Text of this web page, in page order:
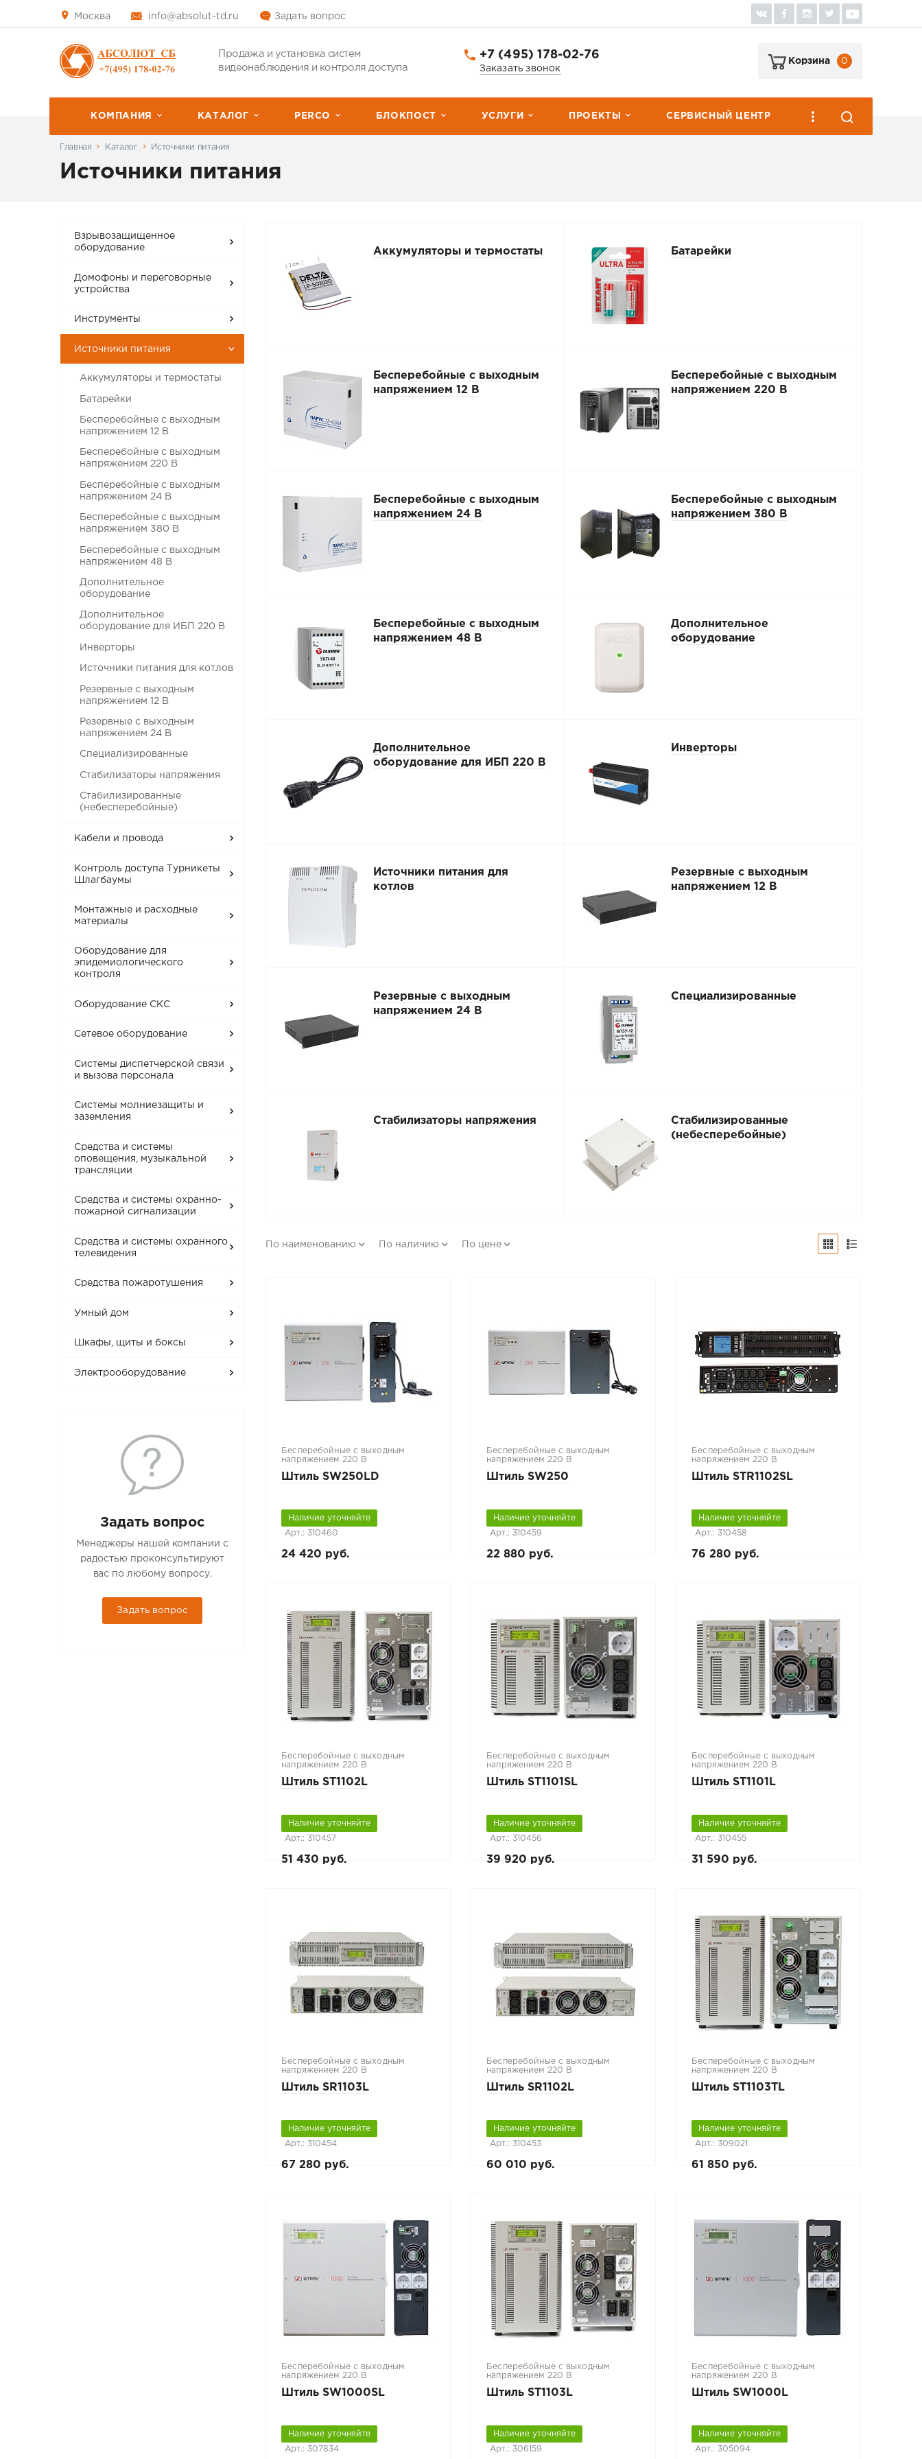
Москва info@absolut-td.ru Задать вопрос
Продажа и установка систем
видеонаблюдения и контроля доступа
+7 (495) 178-02-76
Заказать звонок
Корзина 0
КОМПАНИЯ КАТАЛОГ PERCО БЛОКПОСТ УСЛУГИ ПРОЕКТЫ СЕРВИСНЫЙ ЦЕНТР
Главная Каталог Источники питания
Источники питания
Взрывозащищенное
оборудование
Домофоны и переговорные
устройства
Инструменты
Источники питания
Аккумуляторы и термостаты
Батарейки
Бесперебойные с выходным
напряжением 12 В
Бесперебойные с выходным
напряжением 220 В
Бесперебойные с выходным
напряжением 24 В
Бесперебойные с выходным
напряжением 380 В
Бесперебойные с выходным
напряжением 48 В
Дополнительное
оборудование
Дополнительное
оборудование для ИБП 220 В
Инверторы
Источники питания для котлов
Резервные с выходным
напряжением 12 В
Резервные с выходным
напряжением 24 В
Специализированные
Стабилизаторы напряжения
Стабилизированные
(небесперебойные)
Кабели и провода
Контроль доступа Турникеты
Шлагбаумы
Монтажные и расходные
материалы
Оборудование для
эпидемиологического
контроля
Оборудование СКС
Сетевое оборудование
Системы диспетчерской связи
и вызова персонала
Системы молниезащиты и
заземления
Средства и системы
оповещения, музыкальной
трансляции
Средства и системы охранно-
пожарной сигнализации
Средства и системы охранного
телевидения
Средства пожаротушения
Умный дом
Шкафы, щиты и боксы
Электрооборудование
Задать вопрос
Менеджеры нашей компании с
радостью проконсультируют
вас по любому вопросу.
Задать вопрос
Аккумуляторы и термостаты Батарейки
Бесперебойные с выходным
напряжением 12 В
Бесперебойные с выходным
напряжением 220 В
Бесперебойные с выходным
напряжением 24 В
Бесперебойные с выходным
напряжением 380 В
Бесперебойные с выходным
напряжением 48 В
Дополнительное
оборудование
Дополнительное
оборудование для ИБП 220 В
Инверторы
Источники питания для
котлов
Резервные с выходным
напряжением 12 В
Резервные с выходным
напряжением 24 В
Специализированные
Стабилизаторы напряжения
Стабилизированные
(небесперебойные)
По наименованию По наличию По цене
Бесперебойные с выходным
напряжением 220 В
Штиль SW250LD
Наличие уточняйте
Арт.: 310460
24 420 руб.
Бесперебойные с выходным
напряжением 220 В
Штиль SW250
Наличие уточняйте
Арт.: 310459
22 880 руб.
Бесперебойные с выходным
напряжением 220 В
Штиль STR1102SL
Наличие уточняйте
Арт.: 310458
76 280 руб.
Бесперебойные с выходным
напряжением 220 В
Штиль ST1102L
Наличие уточняйте
Арт.: 310457
51 430 руб.
Бесперебойные с выходным
напряжением 220 В
Штиль ST1101SL
Наличие уточняйте
Арт.: 310456
39 920 руб.
Бесперебойные с выходным
напряжением 220 В
Штиль ST1101L
Наличие уточняйте
Арт.: 310455
31 590 руб.
Бесперебойные с выходным
напряжением 220 В
Штиль SR1103L
Наличие уточняйте
Арт.: 310454
67 280 руб.
Бесперебойные с выходным
напряжением 220 В
Штиль SR1102L
Наличие уточняйте
Арт.: 310453
60 010 руб.
Бесперебойные с выходным
напряжением 220 В
Штиль ST1103TL
Наличие уточняйте
Арт.: 309021
61 850 руб.
Бесперебойные с выходным
напряжением 220 В
Штиль SW1000SL
Наличие уточняйте
Арт.: 307834
Бесперебойные с выходным
напряжением 220 В
Штиль ST1103L
Наличие уточняйте
Арт.: 306159
Бесперебойные с выходным
напряжением 220 В
Штиль SW1000L
Наличие уточняйте
Арт.: 305094